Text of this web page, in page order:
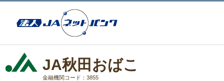
JA秋田おばこ
金融機関コード：3855